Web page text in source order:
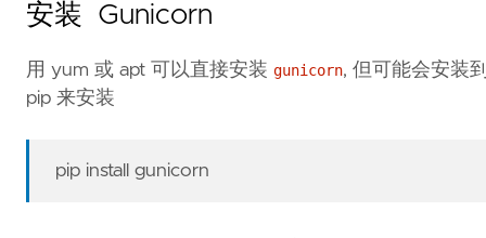
安装 Gunicorn
用 yum 或 apt 可以直接安装 gunicorn, 但可能会安装
pip 来安装
pip install gunicorn